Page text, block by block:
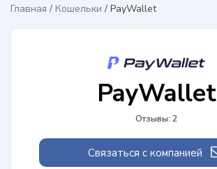
Главная / Кошельки / PayWallet
PayWallet
Отзывы: 2
Связаться с компанией